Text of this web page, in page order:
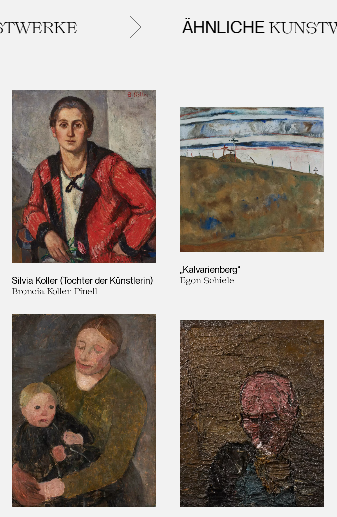
ÄHNLICHEKUNSTWERKE
Silvia Koller (Tochter der Künstlerin)
Broncia Koller-Pinell
„Kalvarienberg“
Egon Schiele